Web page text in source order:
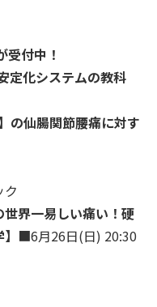
受付中！
定化システムの教科
の仙腸関節腰痛に対す
世界一易しい痛い！硬
■6月26日(日) 20:30